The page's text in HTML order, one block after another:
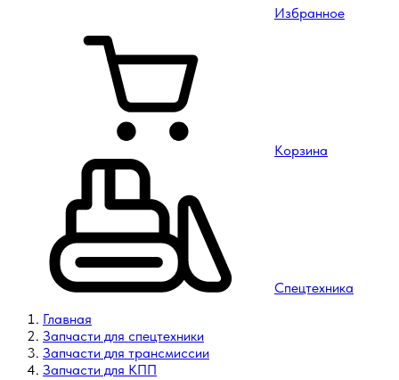
Избранное
Корзина
Спецтехника
Главная
Запчасти для спецтехники
Запчасти для трансмиссии
Запчасти для КПП